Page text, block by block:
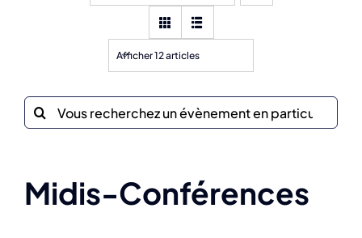
Afficher 12 articles
Recherche
sur
Midis-Conférences